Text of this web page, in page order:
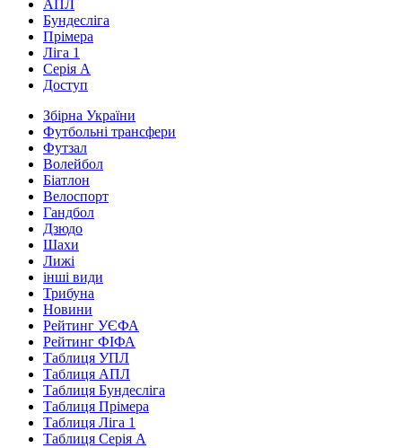
АПЛ
Бундесліга
Прімера
Ліга 1
Серія А
Доступ
Збірна України
Футбольні трансфери
Футзал
Волейбол
Біатлон
Велоспорт
Гандбол
Дзюдо
Шахи
Лижі
інші види
Трибуна
Новини
Рейтинг УЄФА
Рейтинг ФІФА
Таблиця УПЛ
Таблиця АПЛ
Таблиця Бундесліга
Таблиця Прімера
Таблиця Ліга 1
Таблиця Серія А